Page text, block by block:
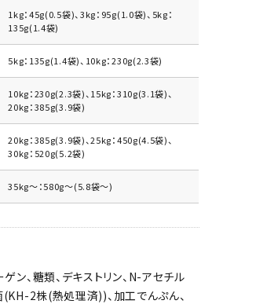
1kg：45g(0.5袋)、3kg：95g(1.0袋)、5kg：
135g(1.4袋)
5kg：135g(1.4袋)、10kg：230g(2.3袋)
10kg：230g(2.3袋)、15kg：310g(3.1袋)、
20kg：385g(3.9袋)
20kg：385g(3.9袋)、25kg：450g(4.5袋)、
30kg：520g(5.2袋)
35kg～：580g～(5.8袋～)
ン、糖類、デキストリン、N-アセチル
(KH-2株(熱処理済))、加工でんぷん、